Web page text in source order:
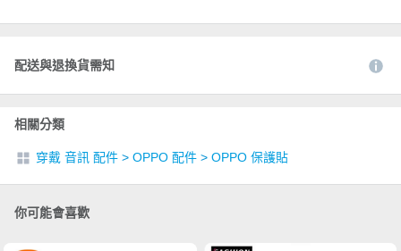
配送與退換貨需知
相關分類
穿戴 音訊 配件 > OPPO 配件 > OPPO 保護貼
你可能會喜歡